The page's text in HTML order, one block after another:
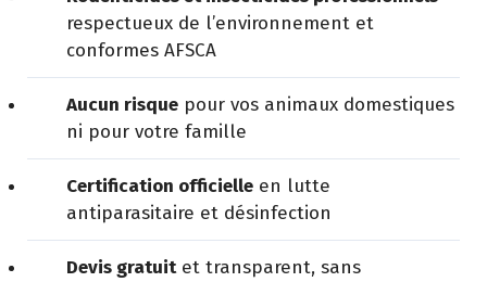
respectueux de l’environnement et
conformes AFSCA
Aucun risque pour vos animaux domestiques
ni pour votre famille
Certification officielle en lutte
antiparasitaire et désinfection
Devis gratuitet transparent, sans